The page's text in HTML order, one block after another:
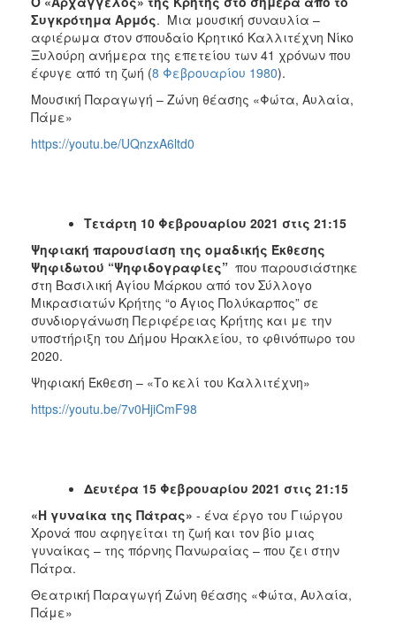
Συγκρότημα Αρμός. Μια μουσική συναυλία –
αφιέρωμα στον σπουδαίο Κρητικό Καλλιτέχνη Νίκο
Ξυλούρη ανήμερα της επετείου των 41 χρόνων που
έφυγε από τη ζωή (8 Φεβρουαρίου 1980).
Μουσική Παραγωγή – Ζώνη θέασης «Φώτα, Αυλαία,
Πάμε»
https://youtu.be/UQnzxA6ltd0
Τετάρτη 10 Φεβρουαρίου 2021 στις 21:15
Ψηφιακή παρουσίαση της ομαδικής Έκθεσης
Ψηφιδωτού “Ψηφιδογραφίες” που παρουσιάστηκε
στη Βασιλική Αγίου Μάρκου από τον Σύλλογο
Μικρασιατών Κρήτης “ο Άγιος Πολύκαρπος” σε
συνδιοργάνωση Περιφέρειας Κρήτης και με την
υποστήριξη του Δήμου Ηρακλείου, το φθινόπωρο του
2020.
Ψηφιακή Έκθεση – «Το κελί του Καλλιτέχνη»
https://youtu.be/7v0HjiCmF98
Δευτέρα 15 Φεβρουαρίου 2021 στις 21:15
«Η γυναίκα της Πάτρας» - ένα έργο του Γιώργου
Χρονά που αφηγείται τη ζωή και τον βίο μιας
γυναίκας – της πόρνης Πανωραίας – που ζει στην
Πάτρα.
Θεατρική Παραγωγή Ζώνη θέασης «Φώτα, Αυλαία,
Πάμε»